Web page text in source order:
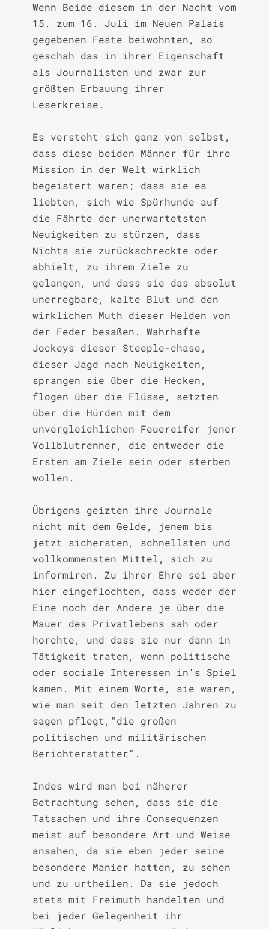
Wenn Beide diesem in der Nacht vom
15. zum 16. Juli im Neuen Palais
gegebenen Feste beiwohnten, so
geschah das in ihrer Eigenschaft
als Journalisten und zwar zur
größten Erbauung ihrer
Leserkreise.
Es versteht sich ganz von selbst,
dass diese beiden Männer für ihre
Mission in der Welt wirklich
begeistert waren; dass sie es
liebten, sich wie Spürhunde auf
die Fährte der unerwartetsten
Neuigkeiten zu stürzen, dass
Nichts sie zurückschreckte oder
abhielt, zu ihrem Ziele zu
gelangen, und dass sie das absolut
unerregbare, kalte Blut und den
wirklichen Muth dieser Helden von
der Feder besaßen. Wahrhafte
Jockeys dieser Steeple-chase,
dieser Jagd nach Neuigkeiten,
sprangen sie über die Hecken,
flogen über die Flüsse, setzten
über die Hürden mit dem
unvergleichlichen Feuereifer jener
Vollblutrenner, die entweder die
Ersten am Ziele sein oder sterben
wollen.
Übrigens geizten ihre Journale
nicht mit dem Gelde, jenem bis
jetzt sichersten, schnellsten und
vollkommensten Mittel, sich zu
informiren. Zu ihrer Ehre sei aber
hier eingeflochten, dass weder der
Eine noch der Andere je über die
Mauer des Privatlebens sah oder
horchte, und dass sie nur dann in
Tätigkeit traten, wenn politische
oder sociale Interessen in's Spiel
kamen. Mit einem Worte, sie waren,
wie man seit den letzten Jahren zu
sagen pflegt,"die großen
politischen und militärischen
Berichterstatter".
Indes wird man bei näherer
Betrachtung sehen, dass sie die
Tatsachen und ihre Consequenzen
meist auf besondere Art und Weise
ansahen, da sie eben jeder seine
besondere Manier hatten, zu sehen
und zu urtheilen. Da sie jedoch
stets mit Freimuth handelten und
bei jeder Gelegenheit ihr